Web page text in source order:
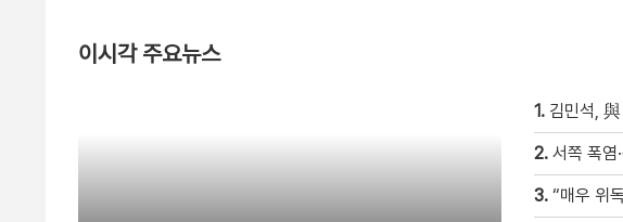
이시각 주요뉴스
1. 김민석,
2. 서쪽 폭염
3. “매우 위